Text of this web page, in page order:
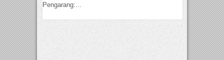
Pengarang:...